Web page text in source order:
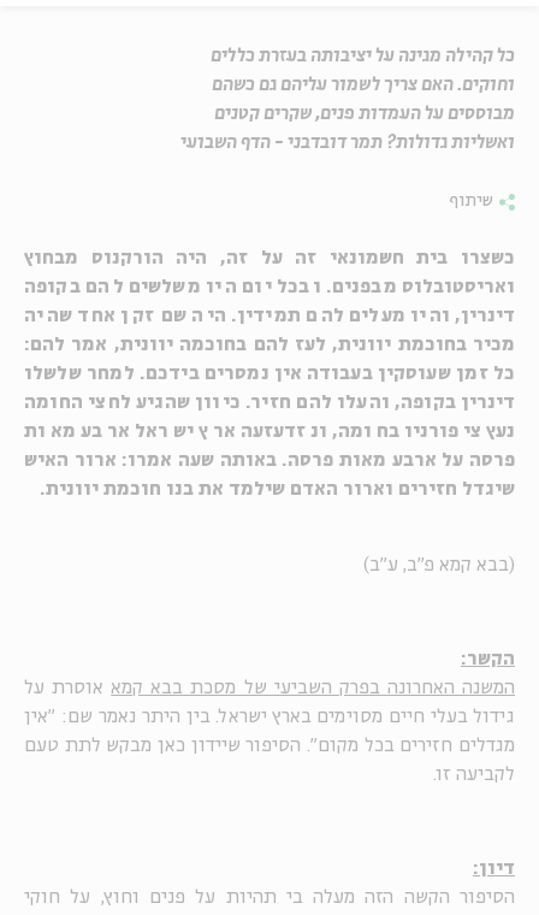
כל קהילה מגינה על יציבותה בעזרת כללים
וחוקים. האם צריך לשמור עליהם גם כשהם
מבוססים על העמדות פנים, שקרים קטנים
ואשליות גדולות? תמר דובדבני - הדף השבועי
שיתוף
כשצרו בית חשמונאי זה על זה, היה הורקנוס מבחוץ
ואריסטובלוס מבפנים. ובכל יום היו משלשים להם בקופה
דינרין, והיו מעלים להם תמידין. היה שם זקן אחד שהיה
מכיר בחוכמת יוונית, לעז להם בחוכמה יוונית, אמר להם:
כל זמן שעוסקין בעבודה אין נמסרים בידכם. למחר שלשלו
דינרין בקופה, והעלו להם חזיר. כיוון שהגיע לחצי החומה
נעץ ציפורניו בחומה, ונזדעזעה ארץ ישראל ארבע מאות
פרסה על ארבע מאות פרסה. באותה שעה אמרו: ארור האיש
שיגדל חזירים וארור האדם שילמד את בנו חוכמת יוונית.
(בבא קמא פ"ב, ע"ב)
הקשר:
המשנה האחרונה בפרק השביעי של מסכת בבא קמא אוסרת על
גידול בעלי חיים מסוימים בארץ ישראל. בין היתר נאמר שם: "אין
מגדלים חזירים בכל מקום". הסיפור שיידון כאן מבקש לתת טעם
לקביעה זו.
דיון:
הסיפור הקשה הזה מעלה בי תהיות על פנים וחוץ, על חוקי